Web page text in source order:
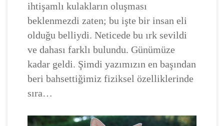
ihtişamlı kulakların oluşması
beklenmezdi zaten; bu işte bir insan eli
olduğu belliydi. Neticede bu ırk sevildi
ve dahası farklı bulundu. Günümüze
kadar geldi. Şimdi yazımızın en başından
beri bahsettiğimiz fiziksel özelliklerinde
sıra…